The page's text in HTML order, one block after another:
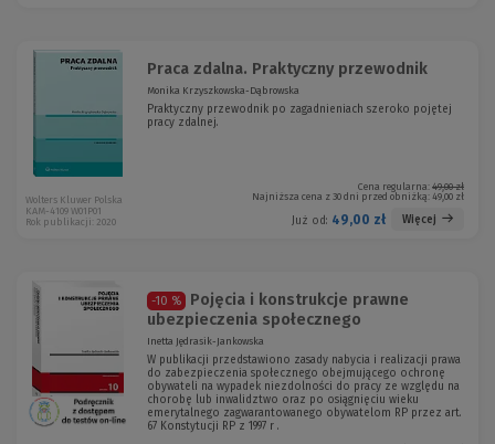
Praca zdalna. Praktyczny przewodnik
Monika Krzyszkowska-Dąbrowska
Praktyczny przewodnik po zagadnieniach szeroko pojętej
pracy zdalnej.
Cena regularna: 49,00 zł
Najniższa cena z 30 dni przed obniżką: 49,00 zł
Już od: 49,00 zł Więcej
Wolters Kluwer Polska
KAM-4109 W01P01
Rok publikacji: 2020
-10 %
Pojęcia i konstrukcje prawne
ubezpieczenia społecznego
Inetta Jędrasik-Jankowska
W publikacji przedstawiono zasady nabycia i realizacji prawa
do zabezpieczenia społecznego obejmującego ochronę
obywateli na wypadek niezdolności do pracy ze względu na
chorobę lub inwalidztwo oraz po osiągnięciu wieku
emerytalnego zagwarantowanego obywatelom RP przez art.
67 Konstytucji RP z 1997 r .